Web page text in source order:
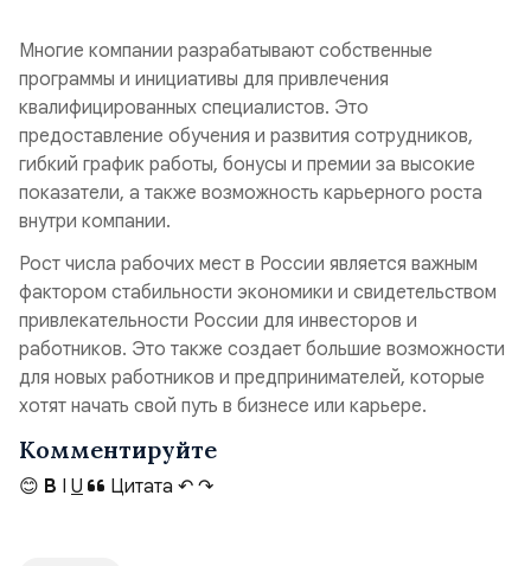
Многие компании разрабатывают собственные
программы и инициативы для привлечения
квалифицированных специалистов. Это
предоставление обучения и развития сотрудников,
гибкий график работы, бонусы и премии за высокие
показатели, а также возможность карьерного роста
внутри компании.
Рост числа рабочих мест в России является важным
фактором стабильности экономики и свидетельством
привлекательности России для инвесторов и
работников. Это также создает большие возможности
для новых работников и предпринимателей, которые
хотят начать свой путь в бизнесе или карьере.
Комментируйте
😊 B I U Цитата ↶ ↷